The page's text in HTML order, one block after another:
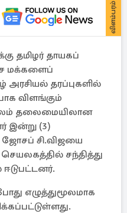
விளம்பரம்
தமிழர் தாயகப்
மக்களைப்
அரசியல் தரப்புகளில்
விளங்கும்
தலைமையிலான
இன்று (3)
சி.விஜயை
சந்தித்து
எழுத்துமூலமாக